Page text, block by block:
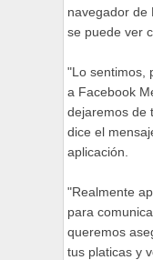
navegador de
se puede ver
"Lo sentimos,
a Facebook
dejaremos de
dice el
aplicación.
"Realmente
para
queremos
tus platicas y